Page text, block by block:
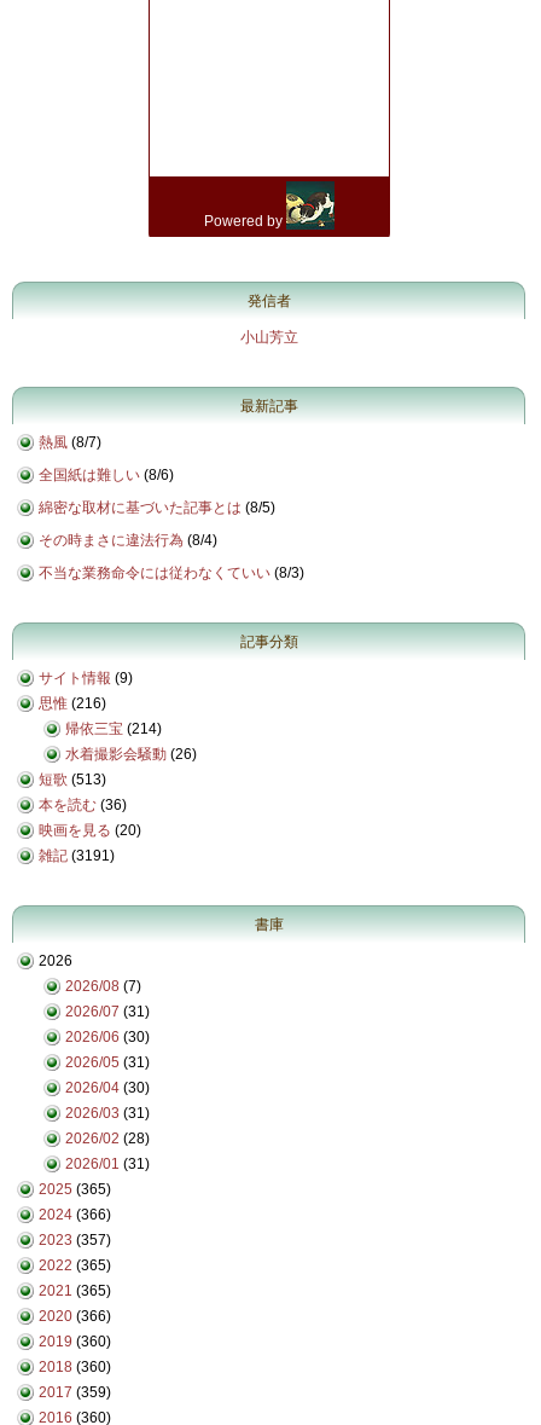
発信者
小山芳立
最新記事
熱風 (8/7)
全国紙は難しい (8/6)
綿密な取材に基づいた記事とは (8/5)
その時まさに違法行為 (8/4)
不当な業務命令には従わなくていい (8/3)
記事分類
サイト情報 (9)
思惟 (216)
帰依三宝 (214)
水着撮影会騒動 (26)
短歌 (513)
本を読む (36)
映画を見る (20)
雑記 (3191)
書庫
2026
2026/08 (7)
2026/07 (31)
2026/06 (30)
2026/05 (31)
2026/04 (30)
2026/03 (31)
2026/02 (28)
2026/01 (31)
2025 (365)
2024 (366)
2023 (357)
2022 (365)
2021 (365)
2020 (366)
2019 (360)
2018 (360)
2017 (359)
2016 (360)